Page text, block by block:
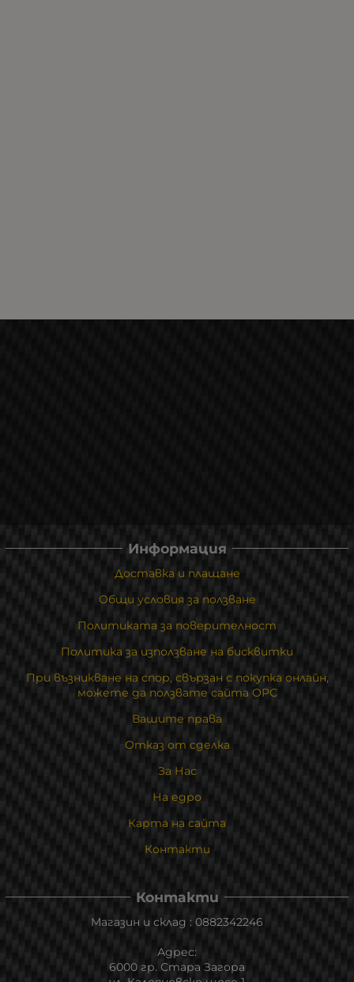
Информация
Доставка и плащане
Общи условия за ползване
Политиката за поверителност
Политика за използване на бисквитки
При възникване на спор, свързан с покупка онлайн,
можете да ползвате сайта ОРС
Вашите права
Отказ от сделка
За Нас
На едро
Карта на сайта
Контакти
Контакти
Магазин и склад : 0882342246
Адрес:
6000 гр. Стара Загора